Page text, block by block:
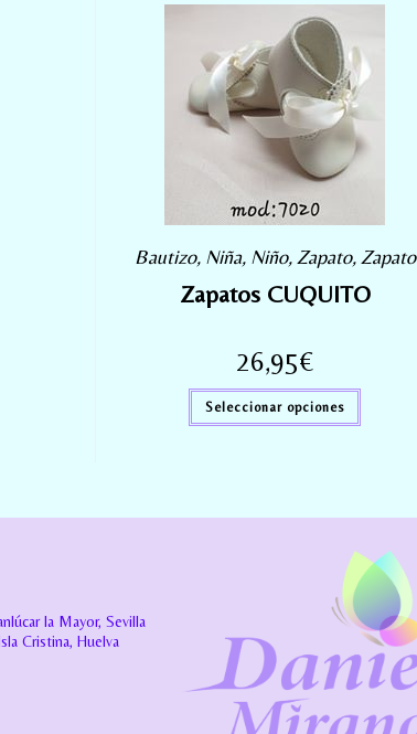
Bautizo, Niña, Niño,Zapato,Zapato
Zapatos CUQUITO
26,95€
Seleccionar opciones
la Mayor, Sevilla
Cristina, Huelva